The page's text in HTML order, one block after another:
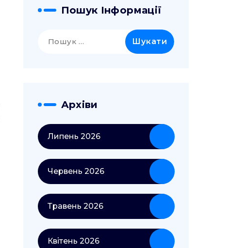
Пошук Інформації
Архіви
Липень 2026
Червень 2026
Травень 2026
Квітень 2026